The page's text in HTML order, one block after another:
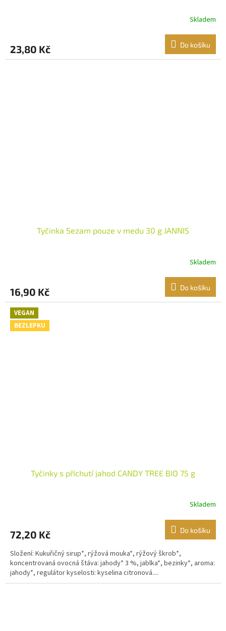
Skladem
23,80 Kč Do košíku
Tyčinka Sezam pouze v medu 30 g JANNIS
Skladem
16,90 Kč Do košíku
VEGAN
BEZLEPKU
Tyčinky s příchutí jahod CANDY TREE BIO 75 g
Skladem
72,20 Kč Do košíku
Složení: Kukuřičný sirup*, rýžová mouka*, rýžový škrob*,
koncentrovaná ovocná štáva: jahody* 3 %, jablka*, bezinky*, aroma:
jahody*, regulátor kyselosti: kyselina citronová....